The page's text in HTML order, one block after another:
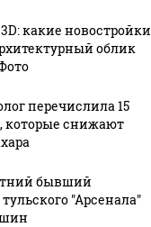
какие новостройки
облик
перечислила 15
которые снижают
бывший
"Арсенала"